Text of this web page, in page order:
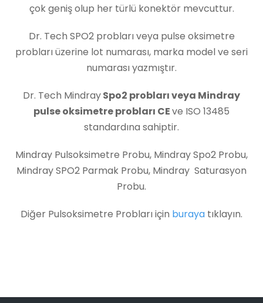
çok geniş olup her türlü konektör mevcuttur.
Dr. Tech SPO2 probları veya pulse oksimetre
probları üzerine lot numarası, marka model ve seri
numarası yazmıştır.
Dr. Tech MindraySpo2 probları veya Mindray
pulse oksimetre probları CEve ISO 13485
standardına sahiptir.
Mindray Pulsoksimetre Probu, Mindray Spo2 Probu,
Mindray SPO2 Parmak Probu, Mindray Saturasyon
Probu.
Diğer Pulsoksimetre Probları için buraya tıklayın.